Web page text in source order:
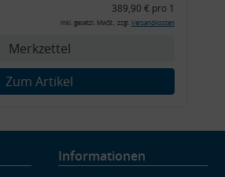
Montagewerkzeug)
389,90 € pro 1
inkl. gesetzl. MwSt., zzgl. Versandkosten
Merkzettel
Zum Artikel
Informationen